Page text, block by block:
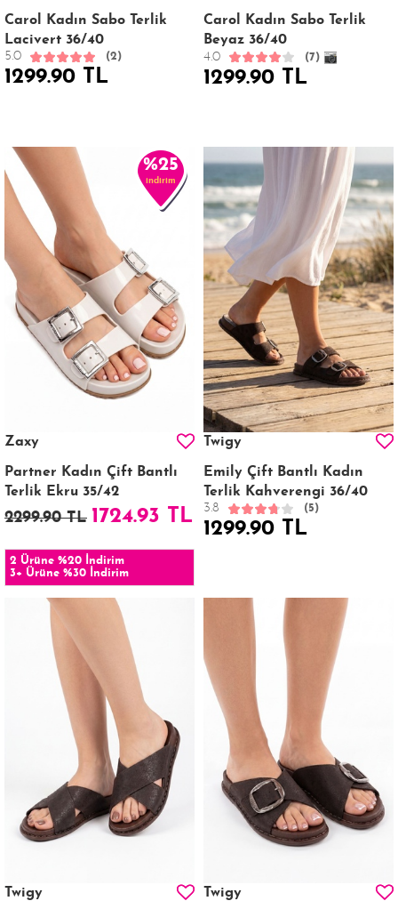
Carol Kadın Sabo Terlik
Lacivert 36/40
5.0 (2)
1299.90 TL
Carol Kadın Sabo Terlik
Beyaz 36/40
4.0 (7)
1299.90 TL
%25
indirim
Zaxy
Partner Kadın Çift Bantlı
Terlik Ekru 35/42
2299.90 TL 1724.93 TL
2 Ürüne %20 İndirim
3+ Ürüne %30 İndirim
Twigy
Emily Çift Bantlı Kadın
Terlik Kahverengi 36/40
3.8 (5)
1299.90 TL
Twigy Twigy